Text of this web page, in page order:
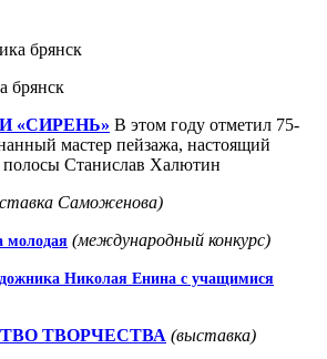
брянск
«СИРЕНЬ» В этом году отметил 75-
мастер пейзажа, настоящий
полосы Станис­лав Халютин
Саможенова)
молодая (международный конкурс)
Николая Енина с учащимися
ТВОРЧЕСТВА (выставка)